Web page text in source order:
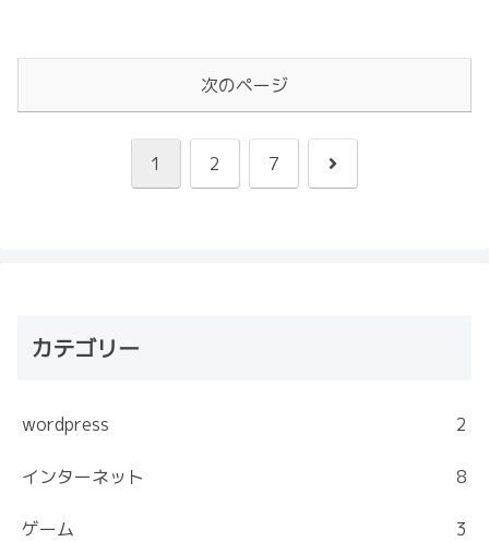
次のページ
1 2 7
次
カテゴリー
wordpress 2
インターネット 8
ゲーム 3